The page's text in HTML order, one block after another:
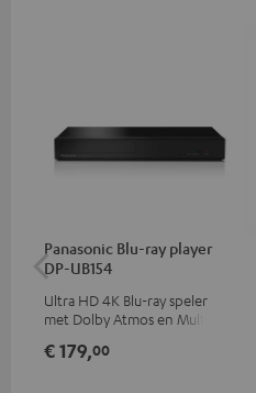
Panasonic Blu-ray player
DP-UB154
Ultra HD 4K Blu-ray speler
met Dolby Atmos en Multi
waaronder HDR10+ voor
€ 179,00